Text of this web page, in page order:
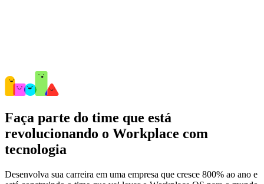
Faça parte do time que está
revolucionando o Workplace com
tecnologia
Desenvolva sua carreira em uma empresa que cresce 800% ao ano e